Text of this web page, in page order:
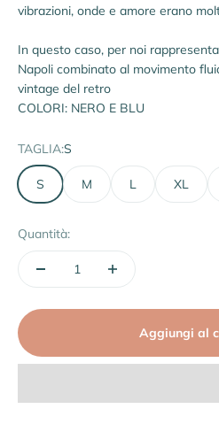
vibrazioni, onde e amore erano
In questo caso, per noi
Napoli combinato al movimento
vintage del retro
COLORI: NERO E BLU
TAGLIA:S
S M L XL
Quantità:
Aggiungi al